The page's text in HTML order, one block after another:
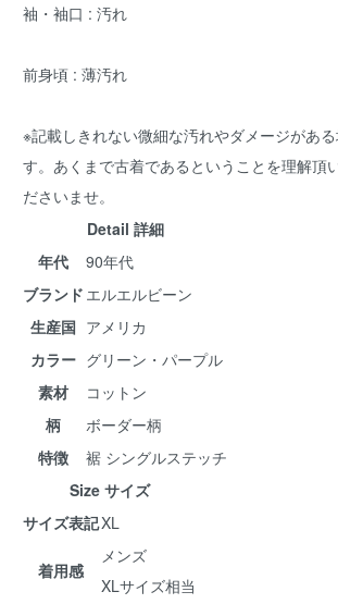
袖・袖口 : 汚れ
前身頃 : 薄汚れ
※記載しきれない微細な汚れやダメージがあ
す。あくまで古着であるということを理解頂
ださいませ。
Detail 詳細
年代
90年代
ブランド エルエルビーン
生産国 アメリカ
カラー グリーン・パープル
素材
コットン
柄
ボーダー柄
特徴
裾 シングルステッチ
Size サイズ
サイズ表記XL
着用感
メンズ
XLサイズ相当